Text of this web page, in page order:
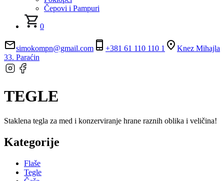
Čepovi i Pampuri
0
simokompn@gmail.com +381 61 110 110 1
Knez Mihajla
33. Paraćin
TEGLE
Staklena tegla za med i konzerviranje hrane raznih oblika i veličina!
Kategorije
Flaše
Tegle